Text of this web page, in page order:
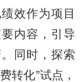
效作为项目
内容，引导
同时，探索
转化”试点，